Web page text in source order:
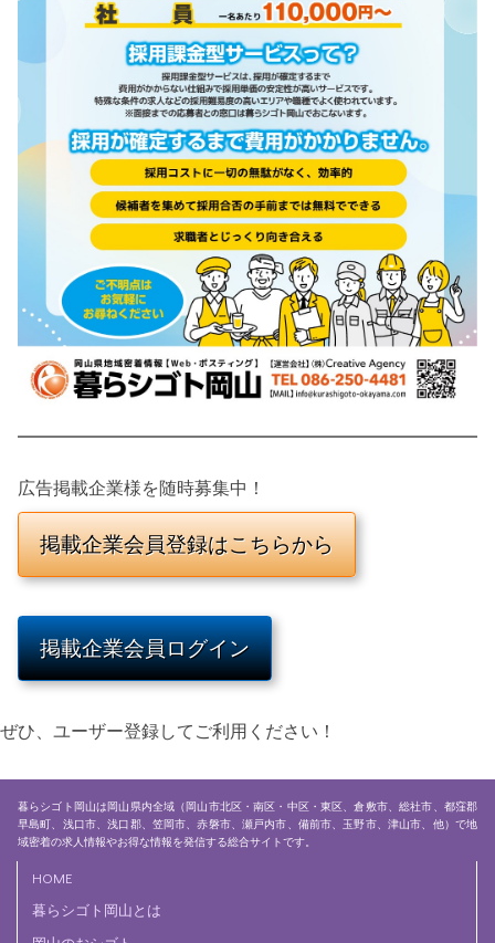
広告掲載企業様を随時募集中！
掲載企業会員ログイン
ぜひ、ユーザー登録してご利用ください！
暮らシゴト岡山は岡山県内全域（岡山市北区・南区・中区・東区、倉敷市、総社市、都窪郡
早島町、浅口市、浅口郡、笠岡市、赤磐市、瀬戸内市、備前市、玉野市、津山市、他）で地
域密着の求人情報やお得な情報を発信する総合サイトです。
HOME
暮らシゴト岡山とは